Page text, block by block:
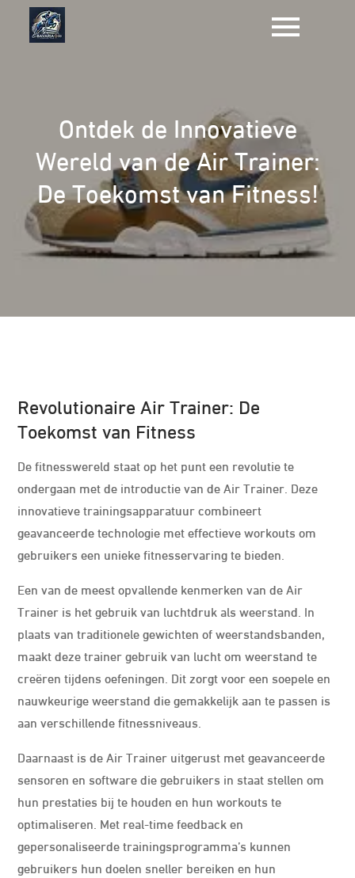
Ontdek de Innovatieve
Wereld van de Air Trainer:
De Toekomst van Fitness!
Revolutionaire Air Trainer: De
Toekomst van Fitness
De fitnesswereld staat op het punt een revolutie te
ondergaan met de introductie van de Air Trainer. Deze
innovatieve trainingsapparatuur combineert
geavanceerde technologie met effectieve workouts om
gebruikers een unieke fitnesservaring te bieden.
Een van de meest opvallende kenmerken van de Air
Trainer is het gebruik van luchtdruk als weerstand. In
plaats van traditionele gewichten of weerstandsbanden,
maakt deze trainer gebruik van lucht om weerstand te
creëren tijdens oefeningen. Dit zorgt voor een soepele en
nauwkeurige weerstand die gemakkelijk aan te passen is
aan verschillende fitnessniveaus.
Daarnaast is de Air Trainer uitgerust met geavanceerde
sensoren en software die gebruikers in staat stellen om
hun prestaties bij te houden en hun workouts te
optimaliseren. Met real-time feedback en
gepersonaliseerde trainingsprogramma’s kunnen
gebruikers hun doelen sneller bereiken en hun